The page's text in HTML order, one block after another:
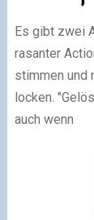
Es gibt zwei
rasanter
stimmen und
locken.
auch wenn